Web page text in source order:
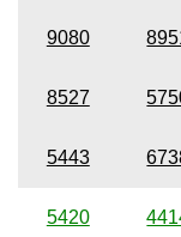
9080
8527
5443
5420